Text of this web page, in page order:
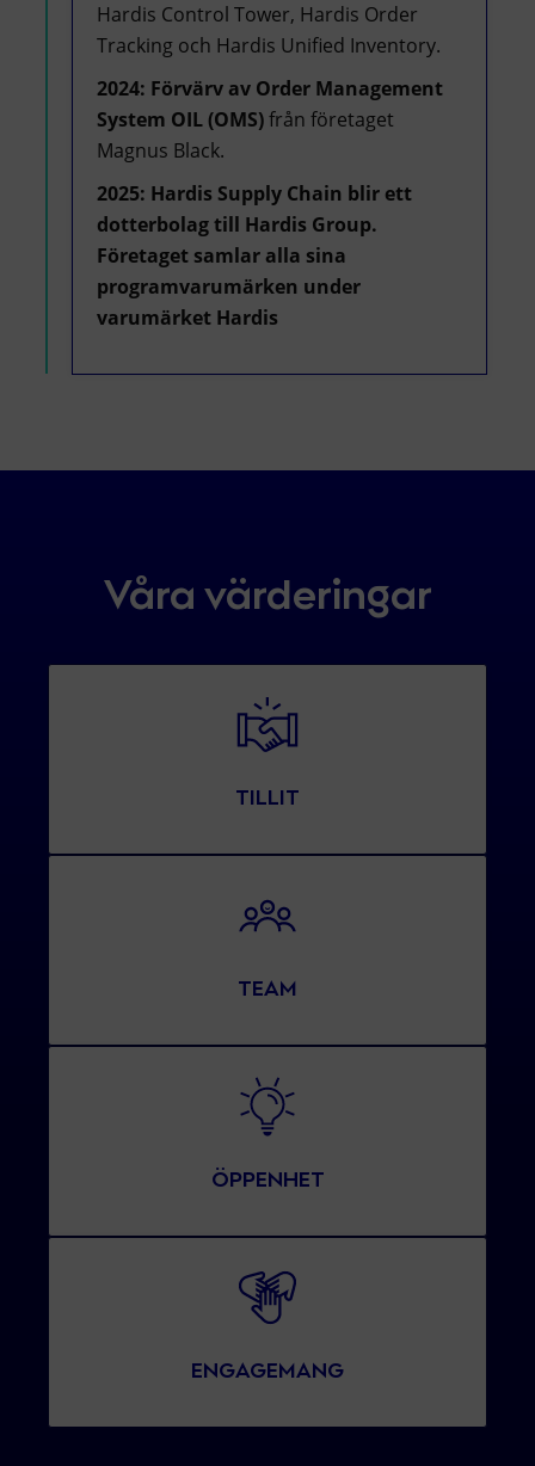
Hardis Control Tower, Hardis Order
Tracking och Hardis Unified Inventory.
2024: Förvärv av Order Management
System OIL (OMS)från företaget
Magnus Black.
2025: Hardis Supply Chain blir ett
dotterbolag till Hardis Group.
Företaget samlar alla sina
programvarumärken under
varumärket Hardis
Våra värderingar
TILLIT
TEAM
ÖPPENHET
ENGAGEMANG